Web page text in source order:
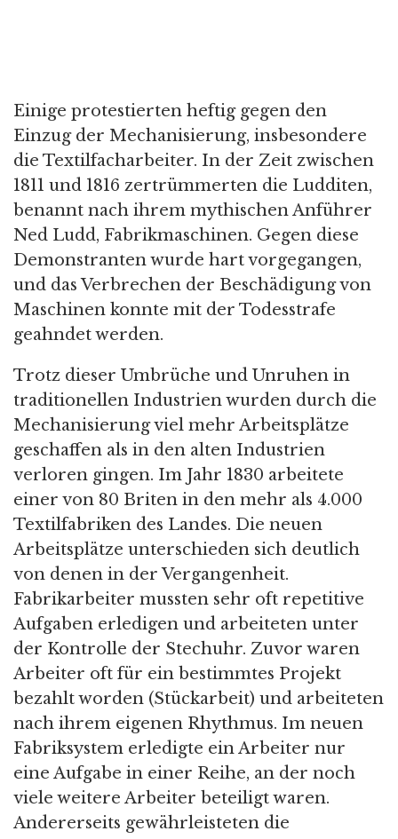
Einige protestierten heftig gegen den
Einzug der Mechanisierung, insbesondere
die Textilfacharbeiter. In der Zeit zwischen
1811 und 1816 zertrümmerten die Ludditen,
benannt nach ihrem mythischen Anführer
Ned Ludd, Fabrikmaschinen. Gegen diese
Demonstranten wurde hart vorgegangen,
und das Verbrechen der Beschädigung von
Maschinen konnte mit der Todesstrafe
geahndet werden.
Trotz dieser Umbrüche und Unruhen in
traditionellen Industrien wurden durch die
Mechanisierung viel mehr Arbeitsplätze
geschaffen als in den alten Industrien
verloren gingen. Im Jahr 1830 arbeitete
einer von 80 Briten in den mehr als 4.000
Textilfabriken des Landes. Die neuen
Arbeitsplätze unterschieden sich deutlich
von denen in der Vergangenheit.
Fabrikarbeiter mussten sehr oft repetitive
Aufgaben erledigen und arbeiteten unter
der Kontrolle der Stechuhr. Zuvor waren
Arbeiter oft für ein bestimmtes Projekt
bezahlt worden (Stückarbeit) und arbeiteten
nach ihrem eigenen Rhythmus. Im neuen
Fabriksystem erledigte ein Arbeiter nur
eine Aufgabe in einer Reihe, an der noch
viele weitere Arbeiter beteiligt waren.
Andererseits gewährleisteten die